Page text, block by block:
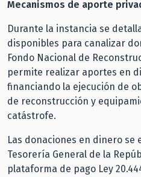
Mecanismos de aporte
Durante la instancia se
disponibles para canalizar
Fondo Nacional de
permite realizar aportes en
financiando la ejecución de
de reconstrucción y
catástrofe.
Las donaciones en dinero se
Tesorería General de la
plataforma de pago Ley